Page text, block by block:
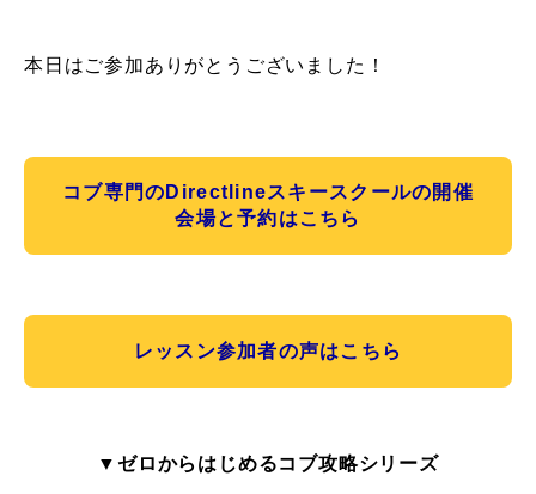
本日はご参加ありがとうございました！
コブ専門のDirectlineスキースクールの開催
会場と予約はこちら
レッスン参加者の声はこちら
▼ゼロからはじめるコブ攻略シリーズ